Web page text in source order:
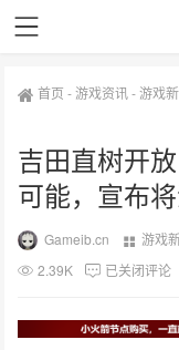
首页 -游戏资讯-游戏
吉田直树开
可能，宣布
Gameib.cn 游戏
2.39K
已关闭评论